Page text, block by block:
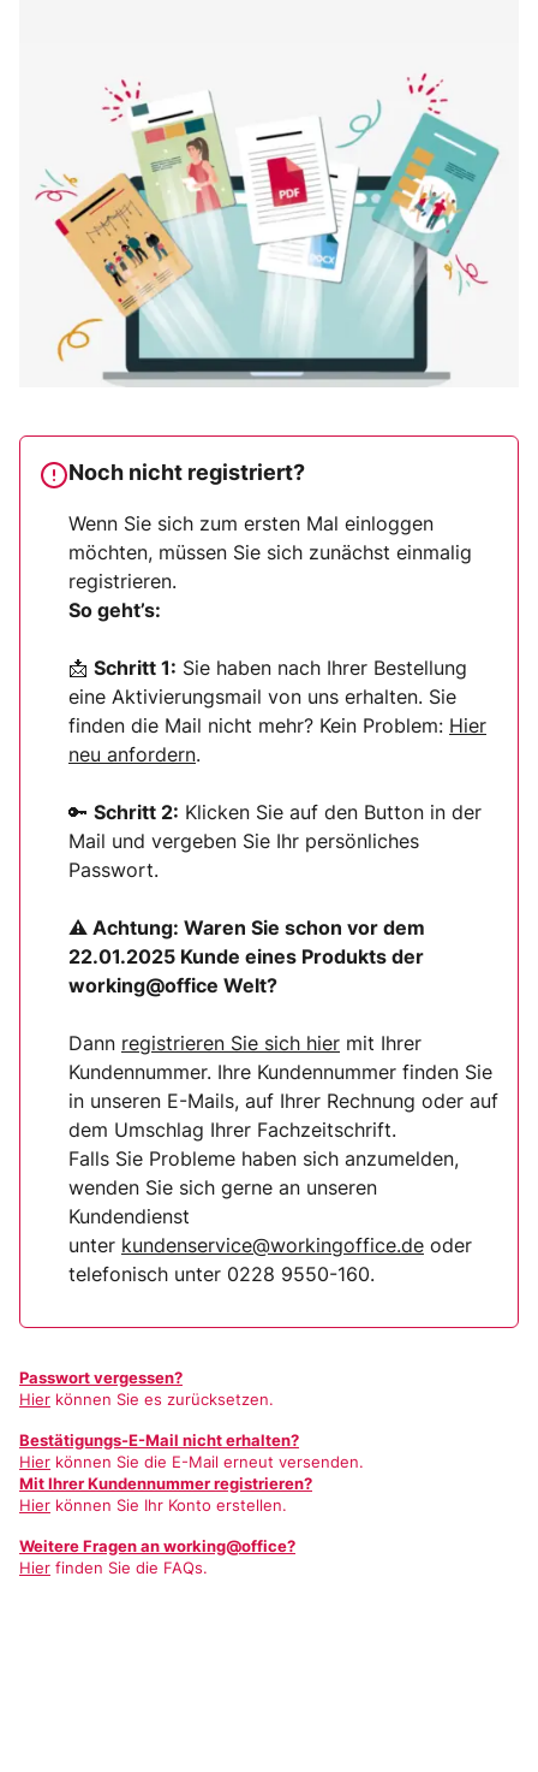
Noch nicht registriert?
Wenn Sie sich zum ersten Mal einloggen
möchten, müssen Sie sich zunächst einmalig
registrieren.
So geht’s:
📩 Schritt 1: Sie haben nach Ihrer Bestellung
eine Aktivierungsmail von uns erhalten. Sie
finden die Mail nicht mehr? Kein Problem: Hier
neu anfordern.
🔑 Schritt 2: Klicken Sie auf den Button in der
Mail und vergeben Sie Ihr persönliches
Passwort.
⚠ Achtung: Waren Sie schon vor dem
22.01.2025 Kunde eines Produkts der
working@office Welt?
Dann registrieren Sie sich hier mit Ihrer
Kundennummer. Ihre Kundennummer finden Sie
in unseren E-Mails, auf Ihrer Rechnung oder auf
dem Umschlag Ihrer Fachzeitschrift.
Falls Sie Probleme haben sich anzumelden,
wenden Sie sich gerne an unseren
Kundendienst
unter kundenservice@workingoffice.de oder
telefonisch unter 0228 9550-160.
Passwort vergessen?
Hier können Sie es zurücksetzen.
Bestätigungs-E-Mail nicht erhalten?
Hier können Sie die E-Mail erneut versenden.
Mit Ihrer Kundennummer registrieren?
Hier können Sie Ihr Konto erstellen.
Weitere Fragen an working@office?
Hier finden Sie die FAQs.